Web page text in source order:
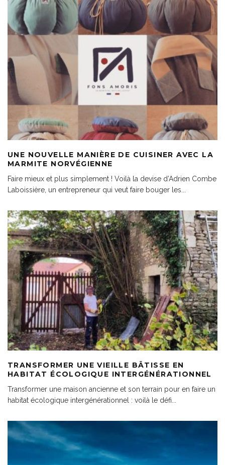
UNE NOUVELLE MANIÈRE DE CUISINER AVEC LA
MARMITE NORVÉGIENNE
Faire mieux et plus simplement ! Voilà la devise d’Adrien Combe
Laboissière, un entrepreneur qui veut faire bouger les
TRANSFORMER UNE VIEILLE BÂTISSE EN
HABITAT ÉCOLOGIQUE INTERGÉNÉRATIONNEL
Transformer une maison ancienne et son terrain pour en faire un
habitat écologique intergénérationnel : voilà le défi